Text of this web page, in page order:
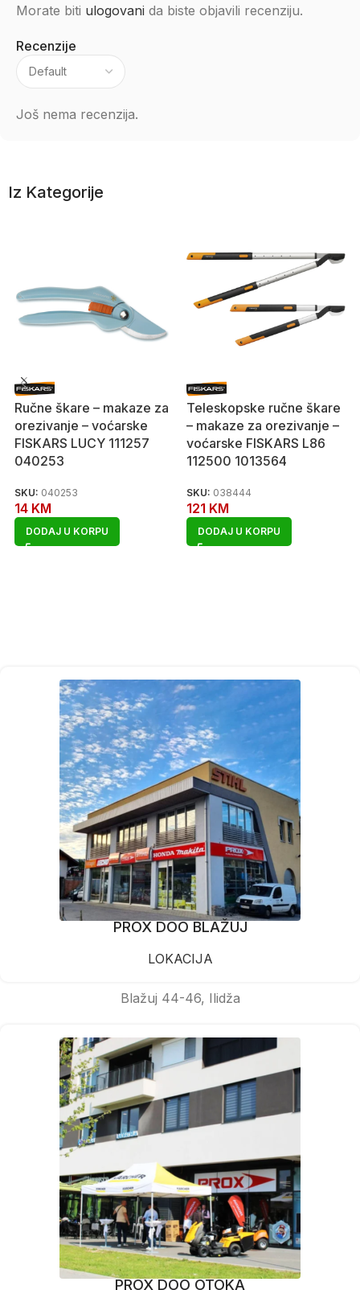
Recenzije
Još nema recenzija.
Morate biti ulogovani da biste objavili recenziju.
Iz Kategorije
Ručne škare – makaze za
orezivanje – voćarske
FISKARS LUCY 111257
040253
SKU: 040253
14 KM
DODAJ U KORPU
Teleskopske ručne škare
– makaze za orezivanje –
voćarske FISKARS L86
112500 1013564
SKU: 038444
121 KM
DODAJ U KORPU
PROX DOO BLAŽUJ
LOKACIJA
Blažuj 44-46, Ilidža
PROX DOO OTOKA